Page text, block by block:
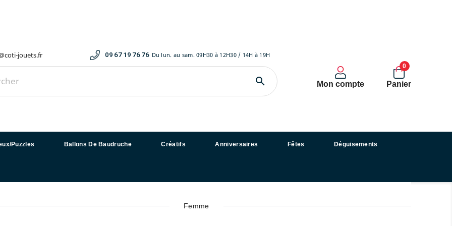
jouets.fr 09 67 19 76 76 Du lun. au sam. 09H30 à 12H30 / 14H à 19H
 Mon compte
0
Panier
Puzzles Ballons De Baudruche Créatifs Anniversaires Fêtes Déguisements
femme